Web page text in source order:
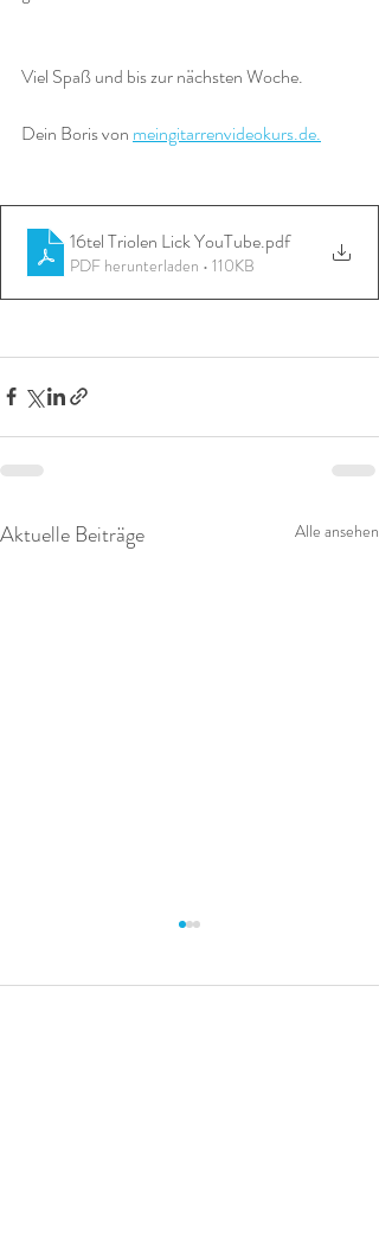
Viel Spaß und bis zur nächsten Woche.
Dein Boris von meingitarrenvideokurs.de.
16tel Triolen Lick YouTube.pdf
PDF herunterladen • 110KB
Aktuelle Beiträge Alle ansehen